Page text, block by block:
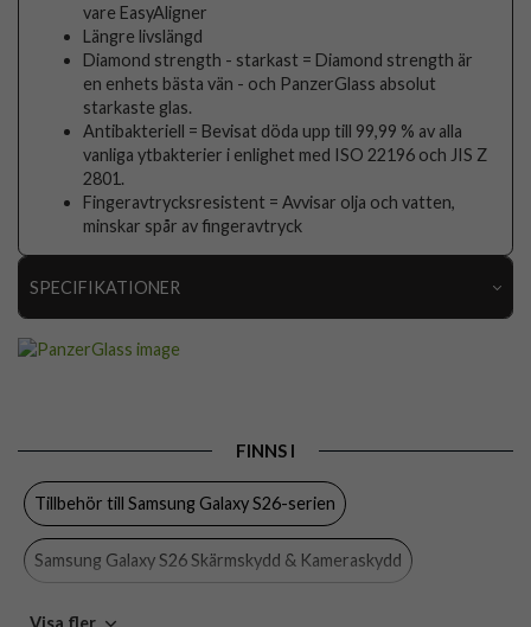
vare EasyAligner
Längre livslängd
Diamond strength - starkast = Diamond strength är
en enhets bästa vän - och PanzerGlass absolut
starkaste glas.
Antibakteriell = Bevisat döda upp till 99,99 % av alla
vanliga ytbakterier i enlighet med ISO 22196 och JIS Z
2801.
Fingeravtrycksresistent = Avvisar olja och vatten,
minskar spår av fingeravtryck
SPECIFIKATIONER
Case friendly, Monteringsram
Färg
Härdat glas
FINNS I
Tillbehör till Samsung Galaxy S26-serien
Samsung Galaxy S26 Skärmskydd & Kameraskydd
Samsung Galaxy S26
Visa fler